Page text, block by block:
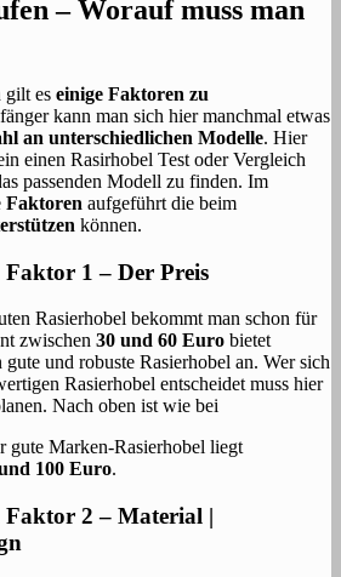
– Worauf muss man
gilt es einige Faktoren zu
kann man sich hier manchmal etwas
an unterschiedlichen Modelle. Hier
einen Rasirhobel Test oder Vergleich
passenden Modell zu finden. Im
Faktoren aufgeführt die beim
können.
1 – Der Preis
Rasierhobel bekommt man schon für
zwischen 30 und 60 Euro bietet
und robuste Rasierhobel an. Wer sich
Rasierhobel entscheidet muss hier
Nach oben ist wie bei
gute Marken-Rasierhobel liegt
100 Euro.
Faktor 2 – Material |